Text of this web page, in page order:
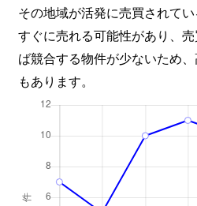
その地域が活発に売買されて
すぐに売れる可能性があり、
ば競合する物件が少ないため
もあります。